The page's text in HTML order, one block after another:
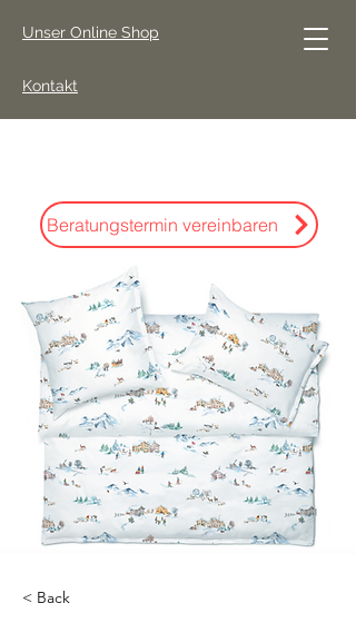
Unser Online Shop
Kontakt
Beratungstermin vereinbaren
< Back